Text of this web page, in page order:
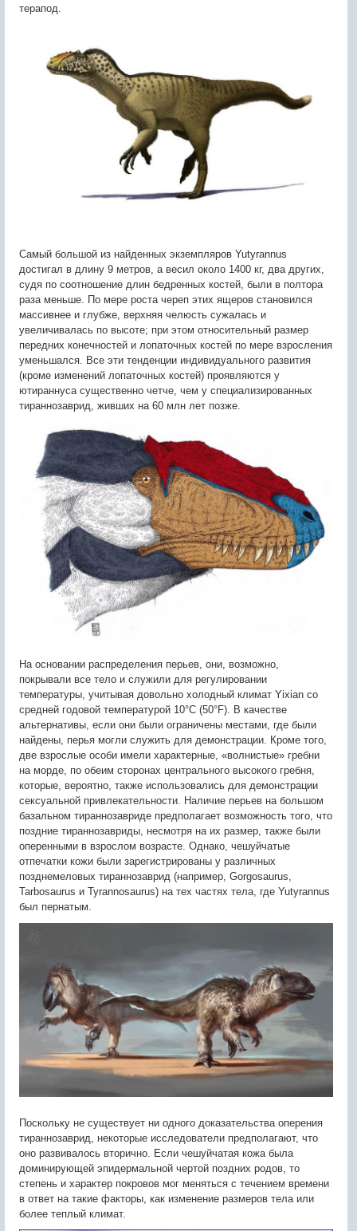
терапод.
Самый большой из найденных экземпляров Yutyrannus
достигал в длину 9 метров, а весил около 1400 кг, два других,
судя по соотношение длин бедренных костей, были в полтора
раза меньше. По мере роста череп этих ящеров становился
массивнее и глубже, верхняя челюсть сужалась и
увеличивалась по высоте; при этом относительный размер
передних конечностей и лопаточных костей по мере взросления
уменьшался. Все эти тенденции индивидуального развития
(кроме изменений лопаточных костей) проявляются у
ютираннуса существенно четче, чем у специализированных
тираннозаврид, живших на 60 млн лет позже.
На основании распределения перьев, они, возможно,
покрывали все тело и служили для регулировании
температуры, учитывая довольно холодный климат Yixian со
средней годовой температурой 10°C (50°F). В качестве
альтернативы, если они были ограничены местами, где были
найдены, перья могли служить для демонстрации. Кроме того,
две взрослые особи имели характерные, «волнистые» гребни
на морде, по обеим сторонах центрального высокого гребня,
которые, вероятно, также использовались для демонстрации
сексуальной привлекательности. Наличие перьев на большом
базальном тираннозавриде предполагает возможность того, что
поздние тираннозавриды, несмотря на их размер, также были
оперенными в взрослом возрасте. Однако, чешуйчатые
отпечатки кожи были зарегистрированы у различных
позднемеловых тираннозаврид (например, Gorgosaurus,
Tarbosaurus и Tyrannosaurus) на тех частях тела, где Yutyrannus
был пернатым.
Поскольку не существует ни одного доказательства оперения
тираннозаврид, некоторые исследователи предполагают, что
оно развивалось вторично. Если чешуйчатая кожа была
доминирующей эпидермальной чертой поздних родов, то
степень и характер покровов мог меняться с течением времени
в ответ на такие факторы, как изменение размеров тела или
более теплый климат.